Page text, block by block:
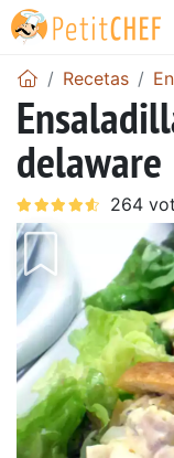
Recetas
delaware